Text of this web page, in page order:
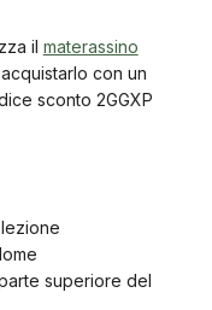
il materassino
con un
sconto 2GGXP
superiore del